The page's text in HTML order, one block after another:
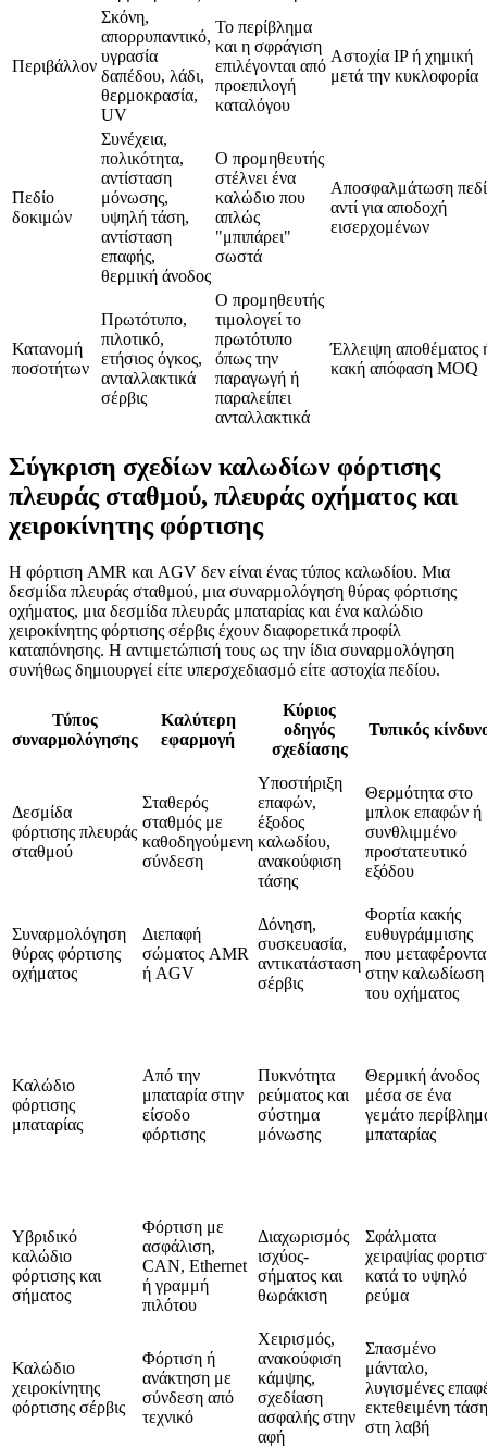
Περιβάλλον
Σκόνη,
απορρυπαντικό,
υγρασία
δαπέδου, λάδι,
θερμοκρασία,
UV
Το περίβλημα
και η σφράγιση
επιλέγονται από
προεπιλογή
καταλόγου
Αστοχία IP ή χημική
μετά την κυκλοφορία
Πεδίο
δοκιμών
Συνέχεια,
πολικότητα,
αντίσταση
μόνωσης,
υψηλή τάση,
αντίσταση
επαφής,
θερμική άνοδος
Ο προμηθευτής
στέλνει ένα
καλώδιο που
απλώς
"μπιπάρει"
σωστά
Αποσφαλμάτωση
αντί για αποδοχή
εισερχομένων
Κατανομή
ποσοτήτων
Πρωτότυπο,
πιλοτικό,
ετήσιος όγκος,
ανταλλακτικά
σέρβις
Ο προμηθευτής
τιμολογεί το
πρωτότυπο
όπως την
παραγωγή ή
παραλείπει
ανταλλακτικά
Έλλειψη αποθέματος
κακή απόφαση MOQ
Σύγκριση σχεδίων καλωδίων φόρτισης
πλευράς σταθμού, πλευράς οχήματος και
χειροκίνητης φόρτισης
Η φόρτιση AMR και AGV δεν είναι ένας τύπος καλωδίου. Μια
δεσμίδα πλευράς σταθμού, μια συναρμολόγηση θύρας φόρτισης
οχήματος, μια δεσμίδα πλευράς μπαταρίας και ένα καλώδιο
χειροκίνητης φόρτισης σέρβις έχουν διαφορετικά προφίλ
καταπόνησης. Η αντιμετώπισή τους ως την ίδια συναρμολόγηση
συνήθως δημιουργεί είτε υπερσχεδιασμό είτε αστοχία πεδίου.
Τύπος
συναρμολόγησης
Καλύτερη
εφαρμογή
Κύριος
οδηγός
σχεδίασης
Τυπικός
Δεσμίδα
φόρτισης πλευράς
σταθμού
Σταθερός
σταθμός με
καθοδηγούμενη
σύνδεση
Υποστήριξη
επαφών,
έξοδος
καλωδίου,
ανακούφιση
τάσης
Θερμότητα στο
μπλοκ επαφών ή
συνθλιμμένο
προστατευτικό
εξόδου
Συναρμολόγηση
θύρας φόρτισης
οχήματος
Διεπαφή
σώματος AMR
ή AGV
Δόνηση,
συσκευασία,
αντικατάσταση
σέρβις
Φορτία κακής
ευθυγράμμισης
που
στην καλωδίωση
του οχήματος
Καλώδιο
φόρτισης
μπαταρίας
Από την
μπαταρία στην
είσοδο
φόρτισης
Πυκνότητα
ρεύματος και
σύστημα
μόνωσης
Θερμική άνοδος
μέσα σε ένα
γεμάτο
μπαταρίας
Υβριδικό
καλώδιο
φόρτισης και
σήματος
Φόρτιση με
ασφάλιση,
CAN, Ethernet
ή γραμμή
πιλότου
Διαχωρισμός
ισχύος-
σήματος και
θωράκιση
Σφάλματα
χειραψίας
κατά το υψηλό
ρεύμα
Καλώδιο
χειροκίνητης
φόρτισης σέρβις
Φόρτιση ή
ανάκτηση με
σύνδεση από
τεχνικό
Χειρισμός,
ανακούφιση
κάμψης,
σχεδίαση
ασφαλής στην
αφή
Σπασμένο
μάνταλο,
λυγισμένες
εκτεθειμένη τάση
στη λαβή